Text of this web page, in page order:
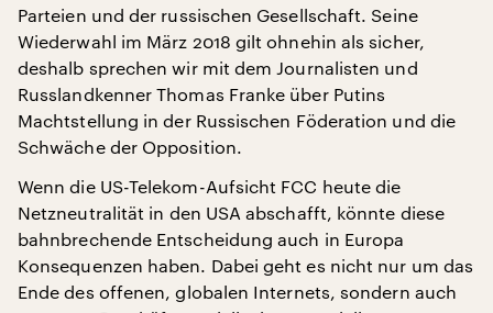
Parteien und der russischen Gesellschaft. Seine
Wiederwahl im März 2018 gilt ohnehin als sicher,
deshalb sprechen wir mit dem Journalisten und
Russlandkenner Thomas Franke über Putins
Machtstellung in der Russischen Föderation und die
Schwäche der Opposition.
Wenn die US-Telekom-Aufsicht FCC heute die
Netzneutralität in den USA abschafft, könnte diese
bahnbrechende Entscheidung auch in Europa
Konsequenzen haben. Dabei geht es nicht nur um das
Ende des offenen, globalen Internets, sondern auch